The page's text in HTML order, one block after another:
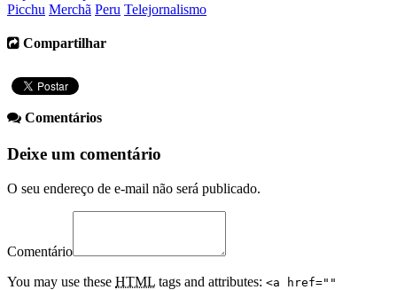
Picchu Merchã Peru Telejornalismo
Compartilhar
Comentários
Deixe um comentário
O seu endereço de e-mail não será publicado.
Comentário
You may use these HTML tags and attributes: <a href=""